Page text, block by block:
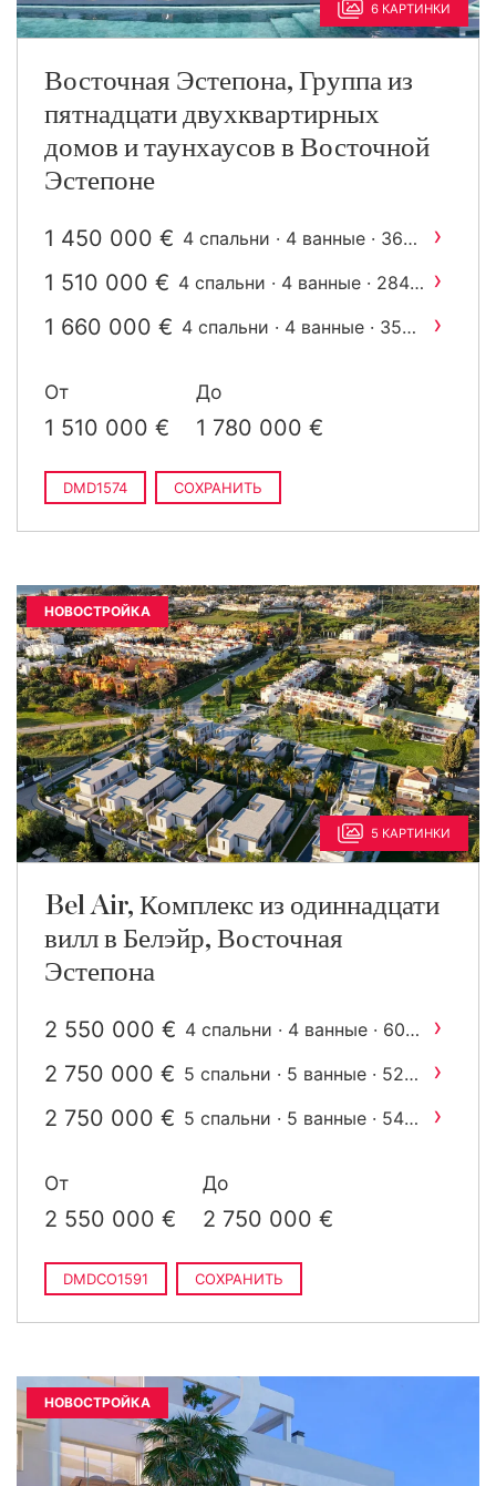
6 КАРТИНКИ
Восточная Эстепона, Группа из
пятнадцати двухквартирных
домов и таунхаусов в Восточной
Эстепоне
1 450 000 € 4 спальни · 4 ванные · 361
›
1 510 000 € 4 спальни · 4 ванные · 284
›
1 660 000 € 4 спальни · 4 ванные · 355
›
От
1 510 000 €
До
1 780 000 €
DMD1574 СОХРАНИТЬ
НОВОСТРОЙКА
5 КАРТИНКИ
Bel Air, Комплекс из одиннадцати
вилл в Белэйр, Восточная
Эстепона
2 550 000 € 4 спальни · 4 ванные · 601
›
2 750 000 € 5 спальни · 5 ванные · 529
›
2 750 000 € 5 спальни · 5 ванные · 543
›
От
2 550 000 €
До
2 750 000 €
DMDCO1591 СОХРАНИТЬ
НОВОСТРОЙКА